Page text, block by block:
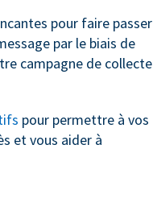
pour faire passer
par le biais de
campagne de collecte
pour permettre à vos
et vous aider à